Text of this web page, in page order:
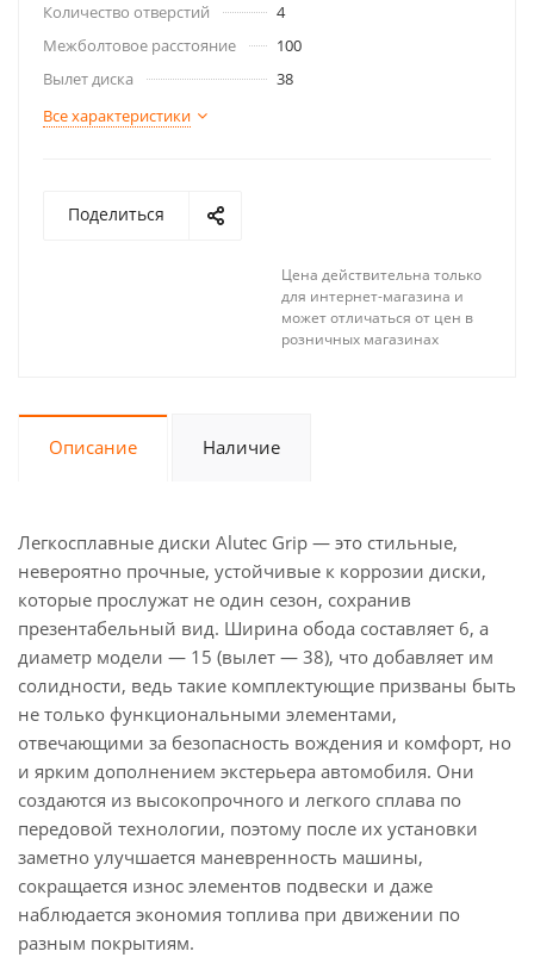
Количество отверстий
4
Межболтовое расстояние
100
Вылет диска
38
Все характеристики
Поделиться
Цена действительна только
для интернет-магазина и
может отличаться от цен в
розничных магазинах
Описание Наличие
Легкосплавные диски Alutec Grip — это стильные,
невероятно прочные, устойчивые к коррозии диски,
которые прослужат не один сезон, сохранив
презентабельный вид. Ширина обода составляет 6, а
диаметр модели — 15 (вылет — 38), что добавляет им
солидности, ведь такие комплектующие призваны быть
не только функциональными элементами,
отвечающими за безопасность вождения и комфорт, но
и ярким дополнением экстерьера автомобиля. Они
создаются из высокопрочного и легкого сплава по
передовой технологии, поэтому после их установки
заметно улучшается маневренность машины,
сокращается износ элементов подвески и даже
наблюдается экономия топлива при движении по
разным покрытиям.